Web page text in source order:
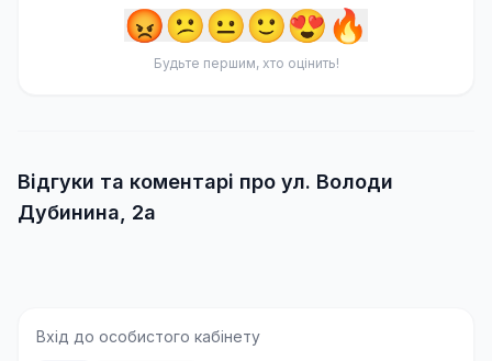
😡😕😐🙂😍🔥
Будьте першим, хто оцінить!
Відгуки та коментарі про ул. Володи
Дубинина, 2а
Вхід до особистого кабінету